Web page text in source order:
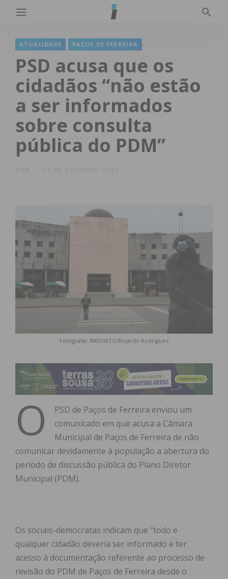
ATUALIDADE PAÇOS DE FERREIRA
PSD acusa que os
cidadãos “não estão
a ser informados
sobre consulta
pública do PDM”
25 DE OUTUBRO 2021
Fotografia: IMEDIATO/Ricardo Rodrigues
O
PSD de Paços de Ferreira enviou um
comunicado em que acusa a Câmara
Municipal de Paços de Ferreira de não
comunicar devidamente à população a abertura do
período de discussão pública do Plano Diretor
Municipal (PDM).
Os sociais-democratas indicam que “todo e
qualquer cidadão deveria ser informado e ter
acesso à documentação referente ao processo de
revisão do PDM de Paços de Ferreira desde o